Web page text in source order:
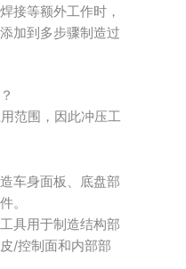
接等额外工作时，
加到多步骤制造过
范围，因此冲压工
车身面板、底盘部
。
具用于制造结构部
/控制面和内部部